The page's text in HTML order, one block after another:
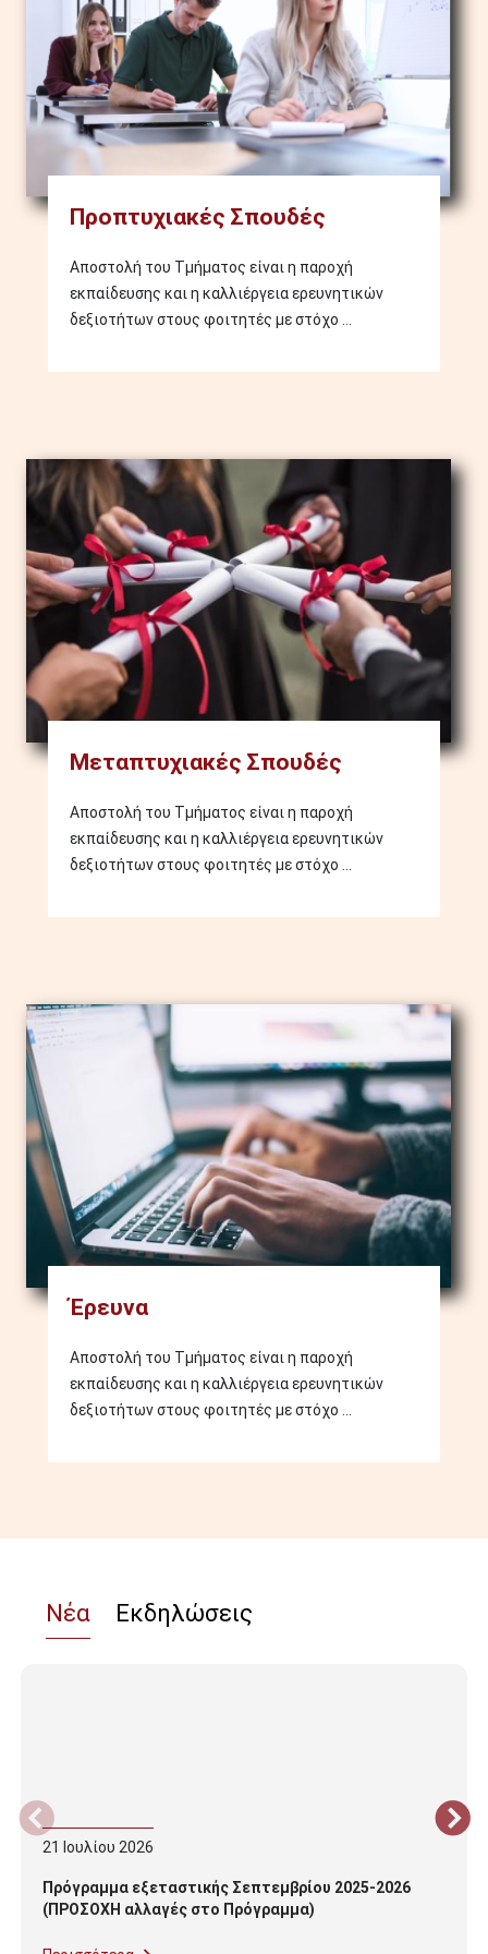
Προπτυχιακές Σπουδές
Αποστολή του Τμήματος είναι η παροχή
εκπαίδευσης και η καλλιέργεια ερευνητικών
δεξιοτήτων στους φοιτητές με στόχο ...
Image
Μεταπτυχιακές Σπουδές
Αποστολή του Τμήματος είναι η παροχή
εκπαίδευσης και η καλλιέργεια ερευνητικών
δεξιοτήτων στους φοιτητές με στόχο ...
Image
Έρευνα
Αποστολή του Τμήματος είναι η παροχή
εκπαίδευσης και η καλλιέργεια ερευνητικών
δεξιοτήτων στους φοιτητές με στόχο ...
Νέα Εκδηλώσεις
21 Ιουλίου 2026
Πρόγραμμα εξεταστικής Σεπτεμβρίου 2025-2026
(ΠΡΟΣΟΧΗ αλλαγές στο Πρόγραμμα)